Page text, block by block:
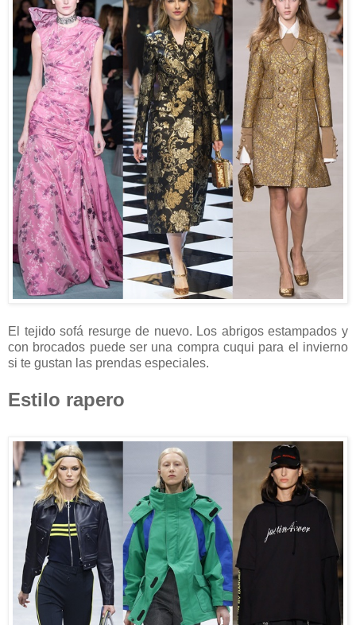
El tejido sofá resurge de nuevo. Los abrigos estampados y
con brocados puede ser una compra cuqui para el invierno
si te gustan las prendas especiales.
Estilo rapero